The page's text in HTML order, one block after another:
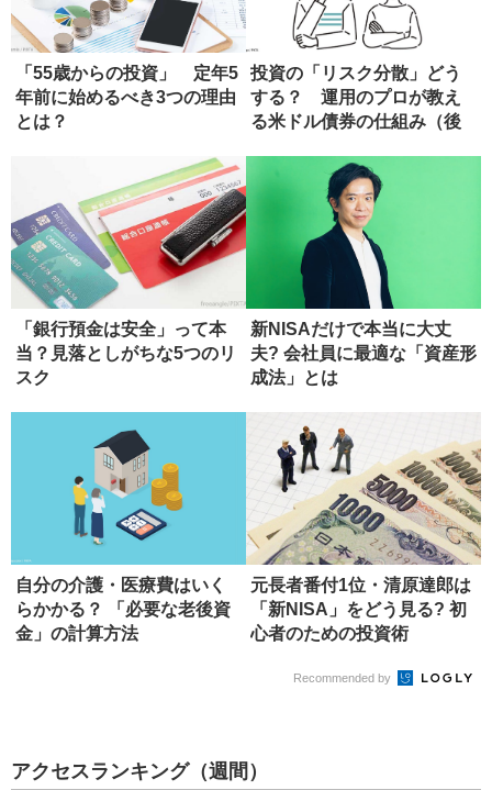
「55歳からの投資」 定年5
年前に始めるべき3つの理由
とは？
投資の「リスク分散」どう
する？ 運用のプロが教え
る米ドル債券の仕組み（後
「銀行預金は安全」って本
当？見落としがちな5つのリ
スク
新NISAだけで本当に大丈
夫? 会社員に最適な「資産形
成法」とは
自分の介護・医療費はいく
らかかる？ 「必要な老後資
金」の計算方法
元長者番付1位・清原達郎は
「新NISA」をどう見る? 初
心者のための投資術
Recommended by
アクセスランキング（週間）